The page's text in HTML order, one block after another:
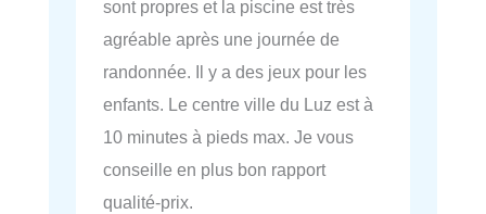
sont propres et la piscine est très
agréable après une journée de
randonnée. Il y a des jeux pour les
enfants. Le centre ville du Luz est à
10 minutes à pieds max. Je vous
conseille en plus bon rapport
qualité-prix.